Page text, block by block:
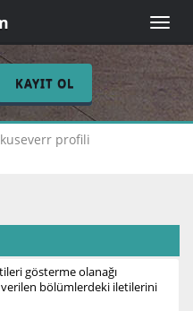
Toggle
KAYIT OL
profili
gösterme olanağı
verilen bölümlerdeki iletilerini